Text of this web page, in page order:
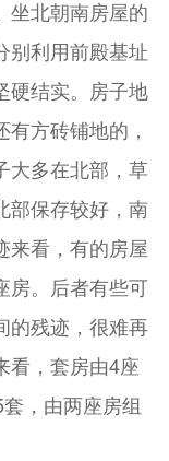
坐北朝南房屋的
别利用前殿基址
硬结实。房子地
方砖铺地的，
大多在北部，草
部保存较好，南
来看，有的房屋
房。后者有些可
的残迹，很难再
看，套房由4座
，由两座房组